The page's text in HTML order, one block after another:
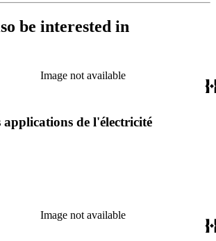
be interested in
Image not available
applications de l'électricité
Image not available